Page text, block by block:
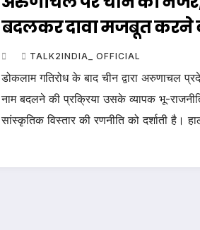
बदलकर दावा मजबूत करने
कोशिशTALK2INDIA_ OFFICIAL
डोकलाम गतिरोध के बाद चीन द्वारा अरुणाचल
नाम बदलने की प्रक्रिया उसके व्यापक भू-
सांस्कृतिक विस्तार की रणनीति को दर्शाती है।